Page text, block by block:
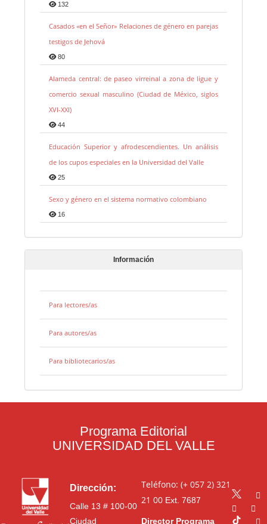
132
Casados «en el Señor» Relaciones de género en parejas
testigos de Jehová
80
Alameda central: de paseo virreinal a zona de ligue y
comercio sexual masculino (Ciudad de México, siglos
XVI-XXI)
44
Educación Superior y afrodescendientes. Un análisis
de los cupos especiales en la Universidad del Valle
25
Sexo y género en el sistema normativo colombiano
16
Información
Para lectores/as
Para autores/as
Para bibliotecarios/as
Programa Editorial
UNIVERSIDAD DEL VALLE
Dirección:
Calle 13 # 100-00
Ciudad
Teléfono: (+ 057 2) 321
21 00Ext. 7687
Director Programa